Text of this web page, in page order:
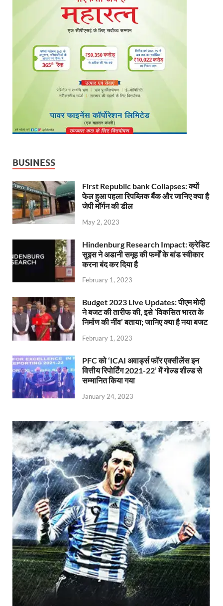
BUSINESS
First Republic bank Collapses: क्यों
फेल हुआ पहला रिपब्लिक बैंक और जानिए क्या है
जेपी मॉर्गन की डील
May 2, 2023
Hindenburg Research Impact: क्रेडिट
सुइस ने अडानी समूह की फर्मों के बांड स्वीकार
करना बंद कर दिया है
February 1, 2023
Budget 2023 Live Updates: पीएम मोदी
ने बजट की तारीफ की, इसे ‘विकसित भारत के
निर्माण की नींव’ बताया; जानिए क्या है नया बजट
February 1, 2023
PFC को ‘ICAI अवार्ड्स फॉर एक्सीलेंस इन
वित्तीय रिपोर्टिंग 2021-22’ में गोल्ड शील्ड से
सम्मानित किया गया
January 24, 2023